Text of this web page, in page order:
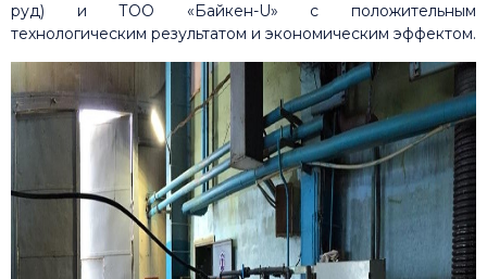
руд) и ТОО «Байкен-U» с положительным
технологическим результатом и экономическим эффектом.